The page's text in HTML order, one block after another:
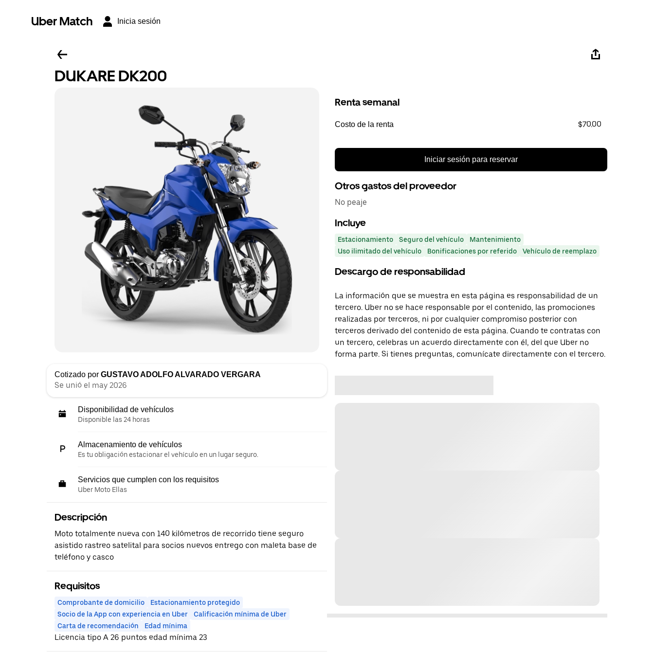
Uber Match Inicia sesión
DUKARE DK200
Cotizado por GUSTAVO ADOLFO ALVARADO VERGARA
Se unió el may 2026
Disponibilidad de vehículos
Disponible las 24 horas
Almacenamiento de vehículos
Es tu obligación estacionar el vehículo en un lugar seguro.
Servicios que cumplen con los requisitos
Uber Moto Ellas
Descripción
Moto totalmente nueva con 140 kilómetros de recorrido tiene seguro
asistido rastreo satelital para socios nuevos entrego con maleta base de
teléfono y casco
Requisitos
Comprobante de domicilio
Estacionamiento protegido
Socio de la App con experiencia en Uber
Calificación mínima de Uber
Carta de recomendación
Edad mínima
Licencia tipo A 26 puntos edad mínima 23
Renta semanal
Costo de la renta $70.00
Iniciar sesión para reservar
Otros gastos del proveedor
No peaje
Incluye
Estacionamiento Seguro del vehículo
Mantenimiento
Uso ilimitado del vehículo
Bonificaciones por referido Vehículo de reemplazo
Descargo de responsabilidad
La información que se muestra en esta página es responsabilidad de un
tercero. Uber no se hace responsable por el contenido, las promociones
realizadas por terceros, ni por cualquier compromiso posterior con
terceros derivado del contenido de esta página. Cuando te contratas con
un tercero, celebras un acuerdo directamente con él, del que Uber no
forma parte. Si tienes preguntas, comunícate directamente con el tercero.